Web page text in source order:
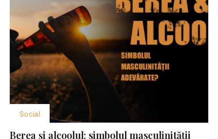
Social
Berea şi alcoolul: simbolul masculinităţii